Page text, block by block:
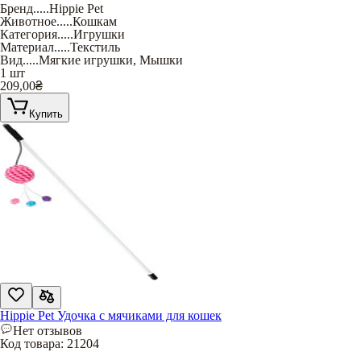
Бренд.....Hippie Pet
Животное.....Кошкам
Категория.....Игрушки
Материал.....Текстиль
Вид.....Мягкие игрушки, Мышки
1 шт
209,00₴
Купить
Hippie Pet Удочка с мячиками для кошек
Нет отзывов
Код товара: 21204